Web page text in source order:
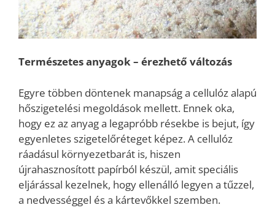
Természetes anyagok – érezhető változás
Egyre többen döntenek manapság a cellulóz alapú
hőszigetelési megoldások mellett. Ennek oka,
hogy ez az anyag a legapróbb résekbe is bejut, így
egyenletes szigetelőréteget képez. A cellulóz
ráadásul környezetbarát is, hiszen
újrahasznosított papírból készül, amit speciális
eljárással kezelnek, hogy ellenálló legyen a tűzzel,
a nedvességgel és a kártevőkkel szemben.